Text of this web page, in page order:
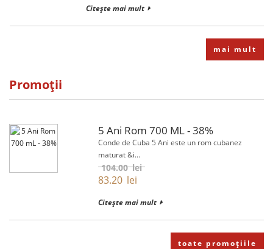
Citește mai mult
mai mult
Promoții
5 Ani Rom 700 ML - 38%
Conde de Cuba 5 Ani este un rom cubanez
maturat &i...
104.00lei
83.20 lei
Citește mai mult
toate promoțiile